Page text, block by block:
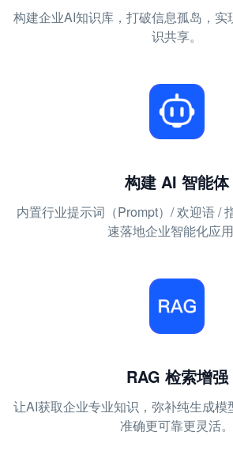
构建企业AI知识库，打破信息孤岛，实
识共享。
构建 AI 智能体
内置行业提示词（Prompt）/ 欢迎语 /
速落地企业智能化应用
RAG 检索增强
让AI获取企业专业知识，弥补纯生成模
准确更可靠更灵活。